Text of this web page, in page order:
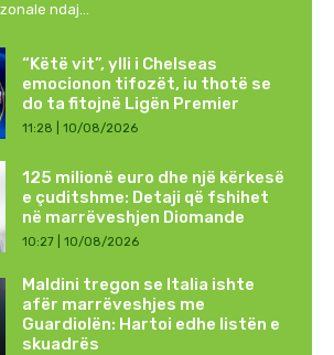
ndaj...
“Këtë vit”, ylli i Chelseas
emocionon tifozët, iu thotë se
do ta fitojnë Ligën Premier
11:28 | 10/08/2026
125 milionë euro dhe një kërkesë
e çuditshme: Detaji që fshihet
në marrëveshjen Diomande
10:27 | 10/08/2026
Maldini tregon se Italia ishte
afër marrëveshjes me
Guardiolën: Hartoi edhe listën e
skuadrës